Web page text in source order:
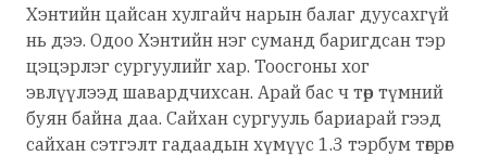
Хэнтийн цайсан хулгайч нарын балаг дуусахгүй
нь дээ. Одоо Хэнтийн нэг суманд баригдсан тэр
цэцэрлэг сургуулийг хар. Тоосгоны хог
эвлүүлээд шавардчихсан. Арай бас ч төр түмний
буян байна даа. Сайхан сургууль бариарай гээд
сайхан сэтгэлт гадаадын хүмүүс 1.3 тэрбум төгрөг